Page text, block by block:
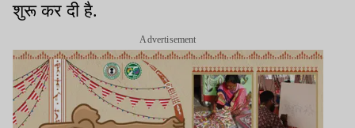
शुरू कर दी है.
Advertisement